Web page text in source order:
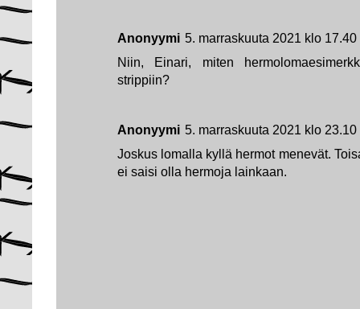
Anonyymi 5. marraskuuta 2021 klo 17.40
Niin, Einari, miten
strippiin?
Anonyymi 5. marraskuuta 2021 klo 23.10
Joskus lomalla kyllä hermot menevät.
ei saisi olla hermoja lainkaan.